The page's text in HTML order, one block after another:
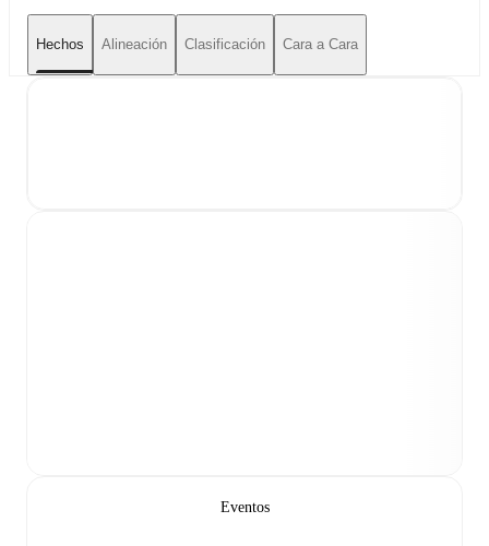
Hechos Alineación Clasificación Cara a Cara
Eventos